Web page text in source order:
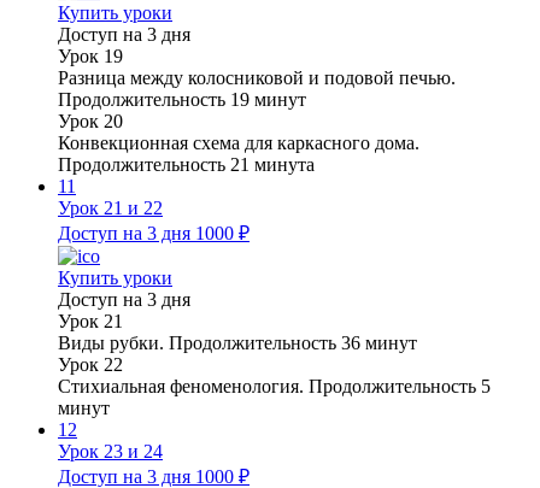
Купить уроки
Доступ на 3 дня
Урок 19
Разница между колосниковой и подовой печью.
Продолжительность 19 минут
Урок 20
Конвекционная схема для каркасного дома.
Продолжительность 21 минута
11
Урок 21 и 22
Доступ на 3 дня 1000 ₽
Купить уроки
Доступ на 3 дня
Урок 21
Виды рубки. Продолжительность 36 минут
Урок 22
Стихиальная феноменология. Продолжительность 5
минут
12
Урок 23 и 24
Доступ на 3 дня 1000 ₽